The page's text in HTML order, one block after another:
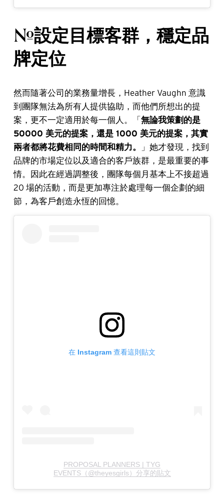
#設定目標客群，穩定品
牌定位
然而隨著公司的業務量增長，Heather Vaughn 意識
到團隊無法為所有人提供協助，而他們所想出的提
案，更不一定適用於每一個人。「無論我策劃的是
50000 美元的提案，還是 1000 美元的提案，其實
兩者都將花費相同的時間和精力。
」她才發現，找到
品牌的市場定位以及適合的客戶族群，是最重要的事
情。因此在經過調整後，團隊每個月基本上不接超過
20 場的活動，而是更加專注於處理每一個企劃的細
節，為客戶創造永恆的回憶。
在 Instagram 查看這則貼文
PROPOSAL PLANNERS | TYG
EVENTS（@theyesgirls）分享的貼文